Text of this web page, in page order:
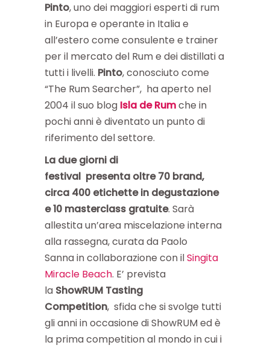
Pinto, uno dei maggiori esperti di rum
in Europa e operante in Italia e
all’estero come consulente e trainer
per il mercato del Rum e dei distillati a
tutti i livelli. Pinto, conosciuto come
“The Rum Searcher”, ha aperto nel
2004 il suo blog Isla de Rumche in
pochi anni è diventato un punto di
riferimento del settore.
La due giorni di
festival presenta oltre 70 brand,
circa 400 etichette in degustazione
e 10 masterclass gratuite. Sarà
allestita un’area miscelazione interna
alla rassegna, curata da Paolo
Sannain collaborazione con ilSingita
Miracle Beach. E’ prevista
la ShowRUM Tasting
Competition, sfida che si svolge tutti
gli anni in occasione di ShowRUM ed è
la prima competition al mondo in cui i